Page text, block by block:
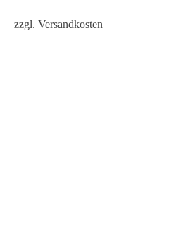
zzgl. Versandkosten